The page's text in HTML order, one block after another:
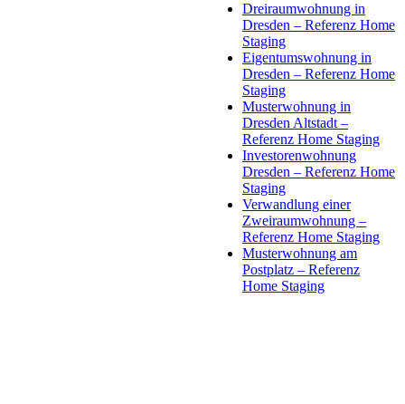
Dreiraumwohnung in
Dresden – Referenz Home
Staging
Eigentumswohnung in
Dresden – Referenz Home
Staging
Musterwohnung in
Dresden Altstadt –
Referenz Home Staging
Investorenwohnung
Dresden – Referenz Home
Staging
Verwandlung einer
Zweiraumwohnung –
Referenz Home Staging
Musterwohnung am
Postplatz – Referenz
Home Staging